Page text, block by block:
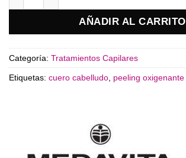
AÑADIR AL CARRITO
Categoría: Tratamientos Capilares
Etiquetas: cuero cabelludo peeling oxigenante